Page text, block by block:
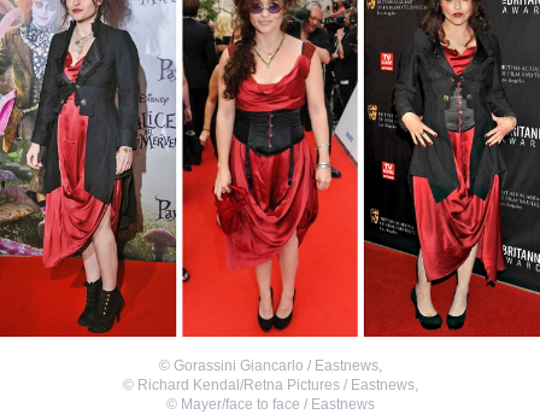
© Gorassini Giancarlo / Eastnews,
© Richard Kendal/Retna Pictures / Eastnews,
© Mayer/face to face / Eastnews